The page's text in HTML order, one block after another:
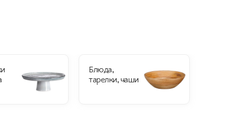
Блюда,
тарелки, чаши